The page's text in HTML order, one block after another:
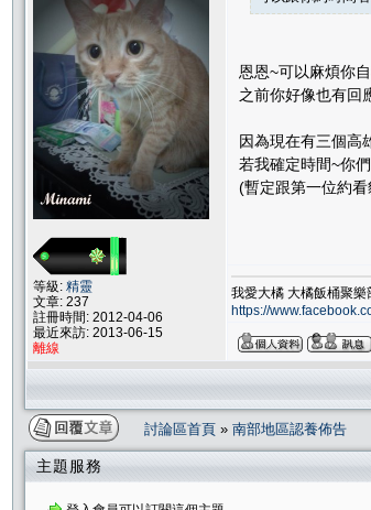
等級: 精靈
文章: 237
註冊時間: 2012-04-06
最近來訪: 2013-06-15
離線
恩恩~可以麻煩你
之前你好像也有回
因為現在有三個高
若我確定時間~你
(暫定跟第一位約
我愛大橘 大橘飯桶聚樂
https://
討論區首頁 » 南部地區認養佈告
主題服務